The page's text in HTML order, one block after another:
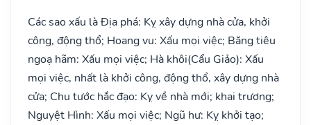
Các sao xấu là Địa phá: Kỵ xây dựng nhà cửa, khởi
công, động thổ; Hoang vu: Xấu mọi việc; Băng tiêu
ngoạ hãm: Xấu mọi việc; Hà khôi(Cẩu Giảo): Xấu
mọi việc, nhất là khởi công, động thổ, xây dựng nhà
cửa; Chu tước hắc đạo: Kỵ về nhà mới; khai trương;
Nguyệt Hình: Xấu mọi việc; Ngũ hư: Kỵ khởi tạo;